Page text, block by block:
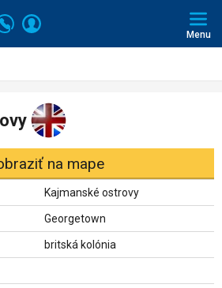
Volajte
+421
2
Prihlásiť
Menu
na mape
Kajmanské ostrovy
Georgetown
britská kolónia